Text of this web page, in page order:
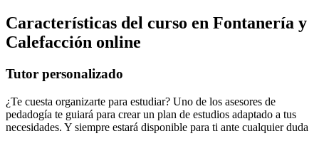
Características del curso en Fontanería y
Calefacción online
Tutor personalizado
¿Te cuesta organizarte para estudiar? Uno de los asesores de
pedadogía te guiará para crear un plan de estudios adaptado a tus
necesidades. Y siempre estará disponible para ti ante cualquier duda